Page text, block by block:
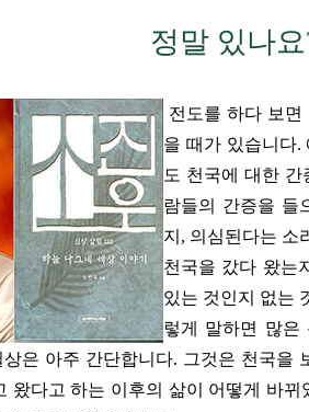
정말 있나요
전도를 하다 보면
을 때가 있습니다.
도 천국에 대한
람들의 간증을 들
지 , 의심된다는 소
천국을 갔다 왔는
있는 것인지 없는
렇게 말하면 많
은 아주 간단합니다. 그것은 천국을
왔다고 하는 이후의 삶이 어떻게 바